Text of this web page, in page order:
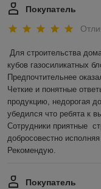
Покупатель
Для строительства
кубов газосиликатных
Предпочтительнее
Четкие и понятные
продукцию, недорогая
убедился что ребята к
Сотрудники приятные
добросовестно исполняя
Рекомендую.
Покупатель